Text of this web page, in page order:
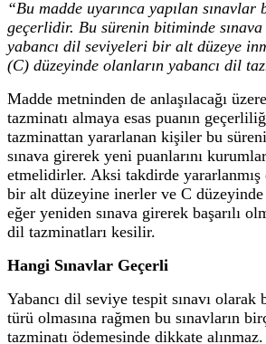
“Bu madde uyarınca yapılan sınavlar
geçerlidir. Bu sürenin bitiminde
yabancı dil seviyeleri bir alt düzeye
(C) düzeyinde olanların yabancı dil
Madde metninden de anlaşılacağı
tazminatı almaya esas puanın
tazminattan yararlanan kişiler bu
sınava girerek yeni puanlarını
etmelidirler. Aksi takdirde yararlanmış
bir alt düzeyine inerler ve C düzeyinde
eğer yeniden sınava girerek başarılı
dil tazminatları kesilir.
Hangi Sınavlar Geçerli
Yabancı dil seviye tespit sınavı olarak
türü olmasına rağmen bu sınavların
tazminatı ödemesinde dikkate